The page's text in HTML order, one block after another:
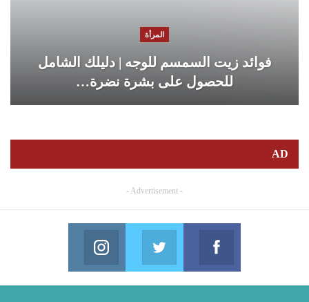
المرأة
فوائد زيت السمسم للوجه | دليلك الشامل
للحصول على بشرة نضرة…
AD
- Advertisement -
Facebook
Join us on Facebook
Twitter
Join us on Twitter